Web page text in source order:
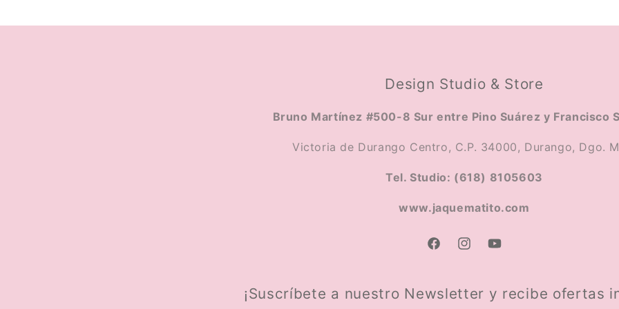
Design Studio & Store
Bruno Martínez #500-8 Sur entre Pino Suárez y Francisco
Victoria de Durango Centro, C.P. 34000, Durango, Dgo.
Tel. Studio: (618) 8105603
www.jaquematito.com
FacebookInstagramYouTube
¡Suscríbete a nuestro Newsletter y recibe ofertas